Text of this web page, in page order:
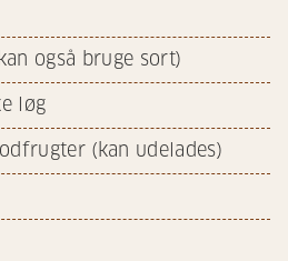
også bruge sort)
løg
(kan udelades)